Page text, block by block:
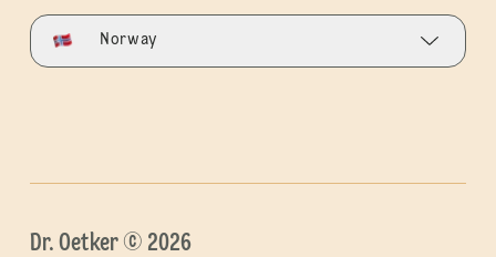
Norway
Dr. Oetker © 2026